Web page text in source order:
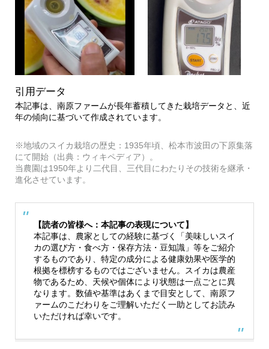
引用データ
本記事は、南原ファームが長年蓄積してきた栽培データと、近
年の傾向に基づいて作成されています。
※地域のスイカ栽培の歴史：1935年頃、松本市波田の下原集落
にて開始（出典：ウィキペディア）。
当農園は1950年より二代目、三代目にわたりその技術を継承・
進化させています。
【読者の皆様へ：本記事の表現について】
本記事は、農家としての経験に基づく「美味しいスイ
カの選び方・食べ方・保存方法・豆知識」等をご紹介
するものであり、特定の成分による健康効果や医学的
根拠を標榜するものではございません。スイカは農産
物であるため、天候や個体により状態は一点ごとに異
なります。数値や基準はあくまで目安として、南原フ
ァームのこだわりをご理解いただく一助としてお読み
いただければ幸いです。